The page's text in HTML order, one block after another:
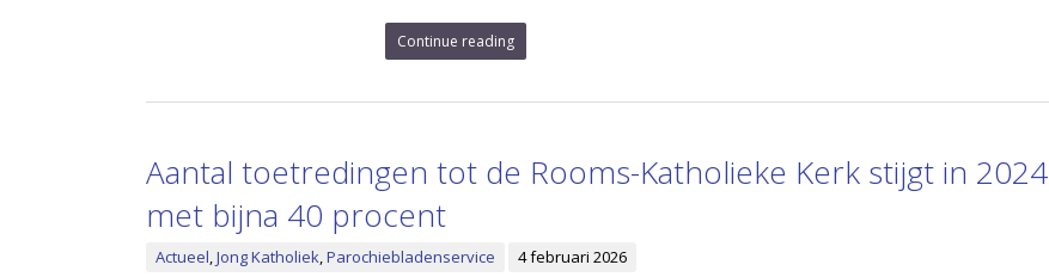
Continue reading
Aantal toetredingen tot de Rooms-Katholieke Kerk stijgt in 2024
met bijna 40 procent
Actueel,Jong Katholiek,Parochiebladenservice 4 februari 2026